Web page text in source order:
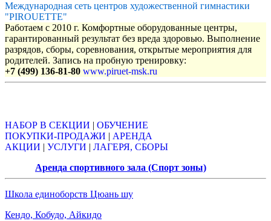
Международная сеть центров художественной гимнастики
"PIROUETTE"
Работаем с 2010 г. Комфортные оборудованные центры,
гарантированный результат без вреда здоровью. Выполнение
разрядов, сборы, соревнования, открытые мероприятия для
родителей. Запись на пробную тренировку:
+7 (499) 136-81-80 www.piruet-msk.ru
НАБОР В СЕКЦИИ | ОБУЧЕНИЕ
ПОКУПКИ-ПРОДАЖИ | АРЕНДА
АКЦИИ | УСЛУГИ | ЛАГЕРЯ, СБОРЫ
Аренда спортивного зала (Спорт зоны)
Школа единоборств Цюань шу
Кендо, Кобудо, Айкидо